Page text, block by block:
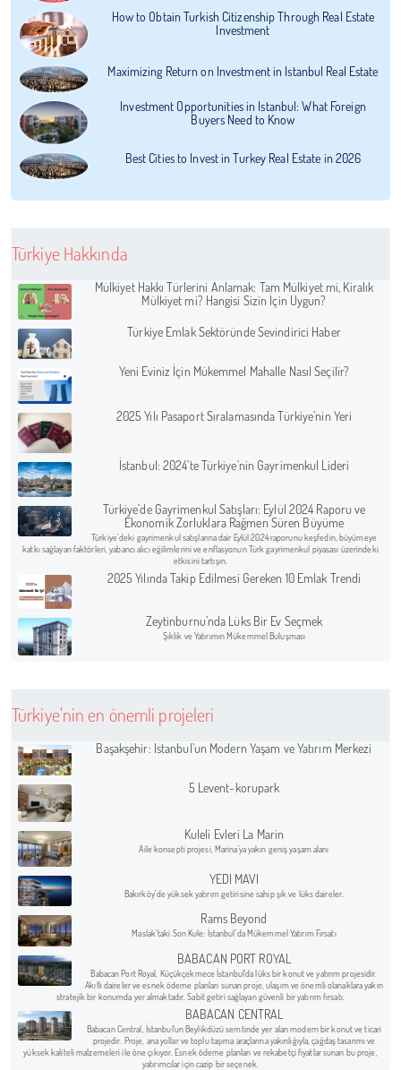
How to Obtain Turkish Citizenship Through Real Estate
Investment
Maximizing Return on Investment in Istanbul Real Estate
Investment Opportunities in Istanbul: What Foreign
Buyers Need to Know
Best Cities to Invest in Turkey Real Estate in 2026
Türkiye Hakkında
Mülkiyet Hakkı Türlerini Anlamak: Tam Mülkiyet mi, Kiralık
Mülkiyet mi? Hangisi Sizin İçin Uygun?
Türkiye Emlak Sektöründe Sevindirici Haber
Yeni Eviniz İçin Mükemmel Mahalle Nasıl Seçilir?
2025 Yılı Pasaport Sıralamasında Türkiye’nin Yeri
İstanbul: 2024’te Türkiye’nin Gayrimenkul Lideri
Türkiye’de Gayrimenkul Satışları: Eylül 2024 Raporu ve
Ekonomik Zorluklara Rağmen Süren Büyüme
Türkiye’deki gayrimenkul satışlarına dair Eylül 2024 raporunu keşfedin, büyümeye
katkı sağlayan faktörleri, yabancı alıcı eğilimlerini ve enflasyonun Türk gayrimenkul piyasası üzerindeki
etkisini tartışın.
2025 Yılında Takip Edilmesi Gereken 10 Emlak Trendi
Zeytinburnu’nda Lüks Bir Ev Seçmek
Şıklık ve Yatırımın Mükemmel Buluşması
Türkiye'nin en önemli projeleri
Başakşehir: İstanbul’un Modern Yaşam ve Yatırım Merkezi
5 Levent-korupark
Kuleli Evleri La Marin
Aile konsepti projesi, Marina'ya yakın geniş yaşam alanı
YEDI MAVI
Bakırköy’de yüksek yatırım getirisine sahip şık ve lüks daireler.
Rams Beyond
Maslak’taki Son Kule: İstanbul’da Mükemmel Yatırım Fırsatı
BABACAN PORT ROYAL
Babacan Port Royal, Küçükçekmece İstanbul'da lüks bir konut ve yatırım projesidir.
Akıllı daireler ve esnek ödeme planları sunan proje, ulaşım ve önemli olanaklara yakın
stratejik bir konumda yer almaktadır. Sabit getiri sağlayan güvenli bir yatırım fırsatı.
BABACAN CENTRAL
Babacan Central, İstanbul'un Beylikdüzü semtinde yer alan modern bir konut ve ticari
projedir. Proje, ana yollar ve toplu taşıma araçlarına yakınlığıyla, çağdaş tasarımı ve
yüksek kaliteli malzemeleri ile öne çıkıyor. Esnek ödeme planları ve rekabetçi fiyatlar sunan bu proje,
yatırımcılar için cazip bir seçenek.